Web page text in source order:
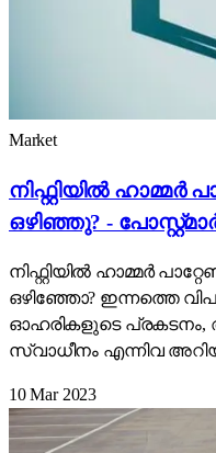
Market
നിഫ്റ്റിയിൽ ഹാമ്മർ
ഒഴിഞ്ഞു? -
നിഫ്റ്റിയിൽ ഹാമ്മർ
ഒഴിഞ്ഞോ? ഇന്നത്തെ
ഓഹരികളുടെ
സ്വാധീനം എന്നിവ
10 Mar 2023